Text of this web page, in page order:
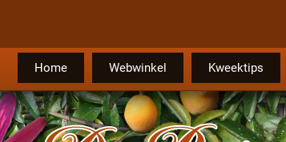
Home Webwinkel Kweektips